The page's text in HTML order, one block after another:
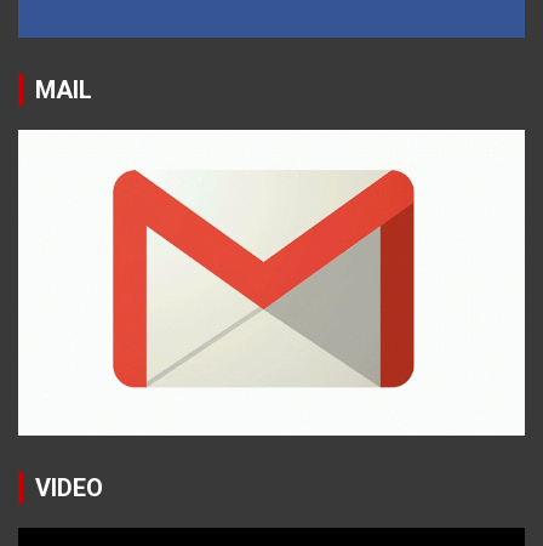
MAIL
VIDEO